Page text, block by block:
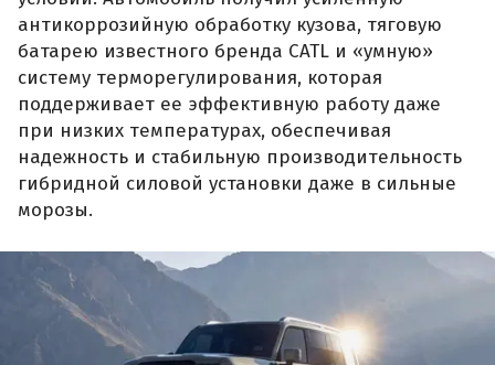
антикоррозийную обработку кузова, тяговую
батарею известного бренда CATL и «умную»
систему терморегулирования, которая
поддерживает ее эффективную работу даже
при низких температурах, обеспечивая
надежность и стабильную производительность
гибридной силовой установки даже в сильные
морозы.